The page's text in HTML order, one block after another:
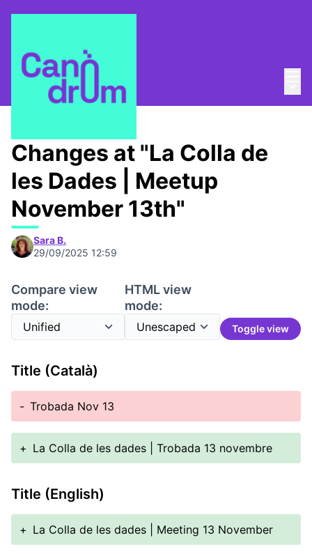
La Colla de les dades
Changes at "La Colla de
les Dades | Meetup
November 13th"
Sara B.
29/09/2025 12:59
Compare view
mode:
HTML view
mode:
Toggle view
Title (Català)
- Trobada Nov 13
+ La Colla de les dades | Trobada 13 novembre
Title (English)
+ La Colla de les dades | Meeting 13 November